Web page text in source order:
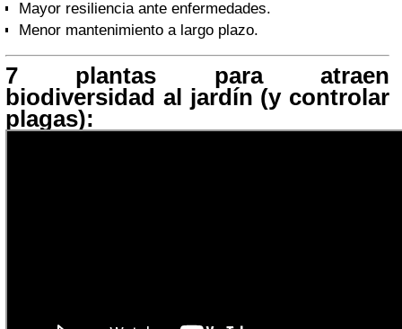
Mayor resiliencia ante enfermedades.
Menor mantenimiento a largo plazo.
7 plantas para atraen
biodiversidad al jardín (y controlar
plagas):